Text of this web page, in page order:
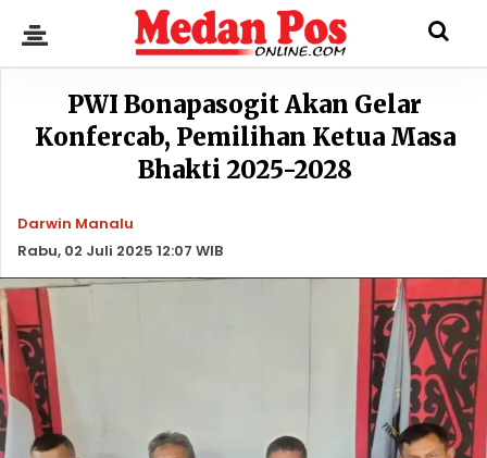
PWI Bonapasogit Akan Gelar
Konfercab, Pemilihan Ketua Masa
Bhakti 2025-2028
Darwin Manalu
Rabu, 02 Juli 2025 12:07 WIB